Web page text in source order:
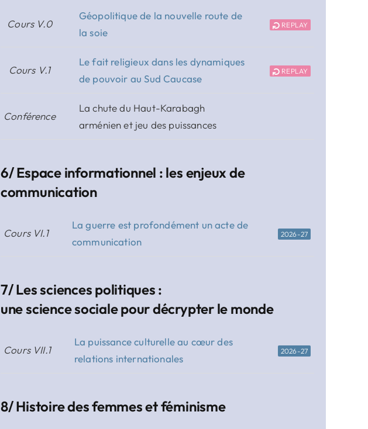
Cours V.0
Géopolitique de la nouvelle route de
la soie
REPLAY
Cours V.1
Le fait religieux dans les dynamiques
de pouvoir au Sud Caucase
REPLAY
Conférence
La chute du Haut-Karabagh
arménien et jeu des puissances
6/ Espace informationnel : les enjeux de
communication
Cours VI.1
La guerre est profondément un acte de
communication
2026-27
7/ Les sciences politiques :
une science sociale pour décrypter le monde
Cours VII.1
La puissance culturelle au cœur des
relations internationales
2026-27
8/ Histoire des femmes et féminisme